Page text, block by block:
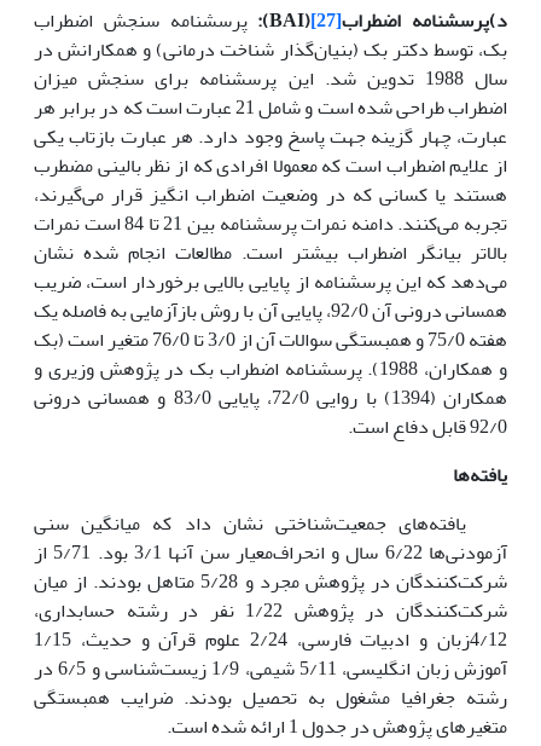
د)پرسشنامه اضطراب[27]
(
BAI
): پرسشنامه سنجش اضطراب
بک، توسط دکتر بک (بنیان‌گذار شناخت درمانی) و همکارانش در
سال 1988 تدوین شد. این پرسشنامه برای سنجش میزان
اضطراب طراحی شده است و شامل 21 عبارت است که در برابر هر
عبارت، چهار گزینه جهت پاسخ وجود دارد. هر عبارت بازتاب یکی
از علایم اضطراب است که معمولا افرادی که از نظر بالینی مضطرب
هستند یا کسانی که در وضعیت اضطراب انگیز قرار می‌گیرند،
تجربه می‌کنند. دامنه نمرات پرسشنامه بین 21 تا 84 است نمرات
بالاتر بیانگر اضطراب بیشتر است. مطالعات انجام شده نشان
می‌دهد که این پرسشنامه از پایایی بالایی برخوردار است، ضریب
همسانی درونی آن 92/0، پایایی آن با روش بازآزمایی به فاصله یک
هفته 75/0 و همبستگی سوالات آن از 3/0 تا 76/0 متغیر است (بک
و همکاران، 1988). پرسشنامه اضطراب بک در پژوهش وزیری و
همکاران (1394) با روایی 72/0، پایایی 83/0 و همسانی درونی
92/0 قابل دفاع است.
یافته‌ها
یافته‌های جمعیت‌شناختی نشان داد که میانگین سنی
آزمودنی‌ها 6/22 سال و انحراف‌معیار سن آنها 3/1 بود. 5/71 از
شرکت‌کنندگان در پژوهش مجرد و 5/28 متاهل بودند. از میان
شرکت‌کنندگان در پژوهش 1/22 نفر در رشته حسابداری،
4/12زبان و ادبیات فارسی، 2/24 علوم قرآن و حدیث، 1/15
آموزش زبان انگلیسی، 5/11 شیمی، 1/9 زیست‌شناسی و 6/5 در
رشته جغرافیا مشغول به تحصیل بودند. ضرایب همبستگی
متغیرهای پژوهش در جدول 1 ارائه شده است.